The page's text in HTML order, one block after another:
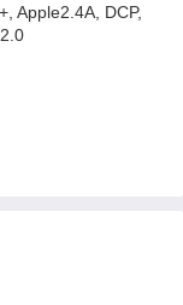
Apple2.4A, DCP,